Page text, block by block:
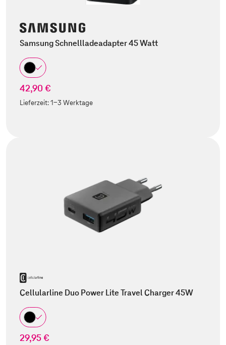
Samsung Schnellladeadapter 45 Watt
42,90 €
Lieferzeit:1-3 Werktage
Cellularline Duo Power Lite Travel Charger 45W
29,95 €